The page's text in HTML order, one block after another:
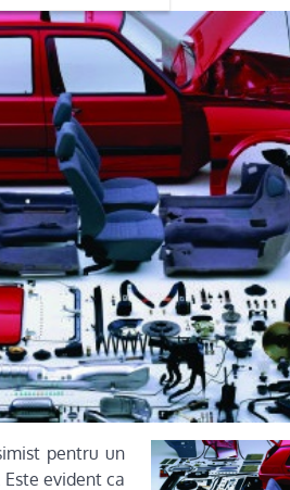
pentru un
evident ca